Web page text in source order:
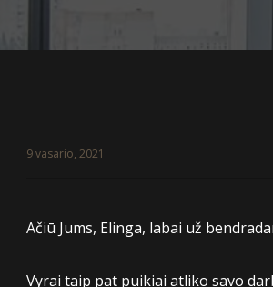
9 vasario, 2021
Ačiū Jums, Elinga, labai už
Vyrai taip pat puikiai atliko savo